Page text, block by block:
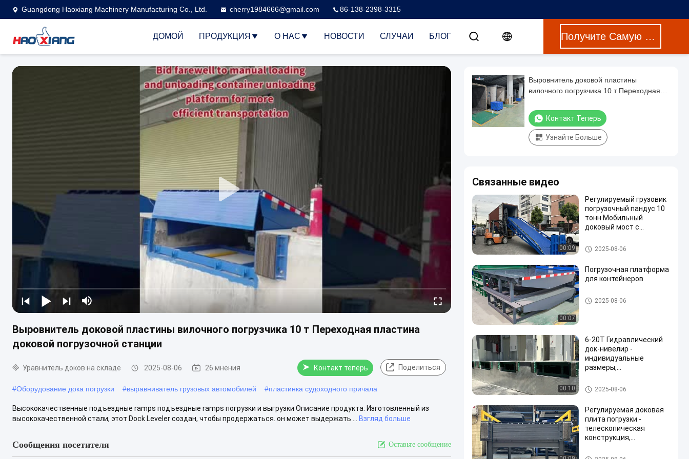
Guangdong Haoxiang Machinery Manufacturing Co., Ltd. cherry1984666@gmail.com 86-138-2398-3315
ДОМОЙ ПРОДУКЦИЯ О НАС НОВОСТИ СЛУЧАИ БЛОГ Получите Самую Лучшую Цену
Выровнитель доковой пластины вилочного погрузчика 10 т Переходная пластина
доковой погрузочной станции
Уравнитель доков на складе 2025-08-06 26 мнения Контакт теперь Поделиться
#Оборудование дока погрузки #выравниватель грузовых автомобилей #пластинка судоходного причала
Высококачественные подъездные ramps подъездные ramps погрузки и выгрузки Описание продукта: Изготовленный из
высококачественной стали, этот Dock Leveler создан, чтобы продержаться. он может выдержать ...
Взгляд больше
Сообщения посетителя Оставьте сообщение
Выровнитель доковой пластины
вилочного погрузчика 10 т Переходная
Контакт Теперь
Узнайте Больше
Связанные видео
00:09
Регулируемый грузовик
погрузочный пандус 10
тонн Мобильный
доковый мост с
подъемником с уклоном
6 м
Гидравлическая доковая ра
мпа
2025-08-06
00:07
Погрузочная платформа
для контейнеров
Гидравлический нивелир до
ков
2025-08-06
00:10
6-20T Гидравлический
док-нивелир -
индивидуальные
размеры,
гидравлическая
система, повышенная
промышленное грузовое
оборудование
Уравнитель доков на складе
2025-08-06
Регулируемая доковая
плита погрузки -
телескопическая
конструкция,
тяжелая для
Уравнитель доков на складе